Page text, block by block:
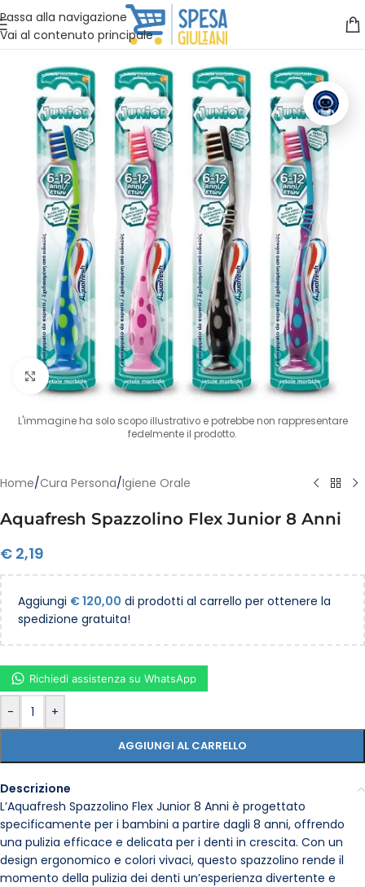
Passa alla navigazione
Vai al contenuto principale
Vuoi assistenza?Clicca qui e ti richiamiamo noi
Clicca per ingrandire
L'immagine ha solo scopo illustrativo e potrebbe non rappresentare
fedelmente il prodotto.
Home/Cura Persona/Igiene Orale
Aquafresh Spazzolino Flex Junior 8 Anni
€ 2,19
Aggiungi €120,00 di prodotti al carrello per ottenere la
spedizione gratuita!
- +
AGGIUNGI AL CARRELLO
Richiedi assistenza su WhatsApp
Descrizione
L’Aquafresh Spazzolino Flex Junior 8 Anni è progettato
specificamente per i bambini a partire dagli 8 anni, offrendo
una pulizia efficace e delicata per i denti in crescita. Con un
design ergonomico e colori vivaci, questo spazzolino rende il
momento della pulizia dei denti un’esperienza divertente e